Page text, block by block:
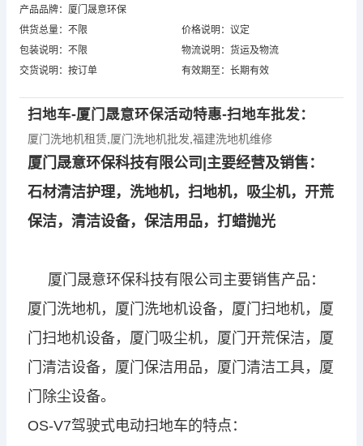
产品品牌：厦门晟意环保
供货总量：不限
价格说明：议定
包装说明：不限
物流说明：货运及物流
交货说明：按订单
有效期至：长期有效
扫地车-厦门晟意环保活动特惠-扫地车批发：
厦门洗地机租赁 厦门洗地机批发 福建洗地机维修
厦门晟意环保科技有限公司|主要经营及销售：
石材清洁护理，洗地机，扫地机，吸尘机，开荒
保洁，清洁设备，保洁用品，打蜡抛光
厦门晟意环保科技有限公司主要销售产品：
厦门洗地机，厦门洗地机设备，厦门扫地机，厦
门扫地机设备，厦门吸尘机，厦门开荒保洁，厦
门清洁设备，厦门保洁用品，厦门清洁工具，厦
门除尘设备。
OS-V7驾驶式电动扫地车的特点：